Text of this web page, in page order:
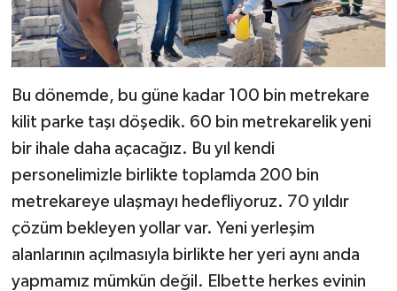
Bu dönemde, bu güne kadar 100 bin metrekare
kilit parke taşı döşedik. 60 bin metrekarelik yeni
bir ihale daha açacağız. Bu yıl kendi
personelimizle birlikte toplamda 200 bin
metrekareye ulaşmayı hedefliyoruz. 70 yıldır
çözüm bekleyen yollar var. Yeni yerleşim
alanlarının açılmasıyla birlikte her yeri aynı anda
yapmamız mümkün değil. Elbette herkes evinin